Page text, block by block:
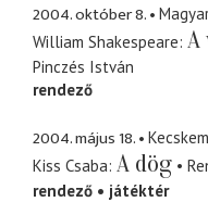
2004. október 8.
William Shakespeare A
Pinczés István
rendező
2004. május 18.
Kiss Csaba A dög
rendező
játéktér